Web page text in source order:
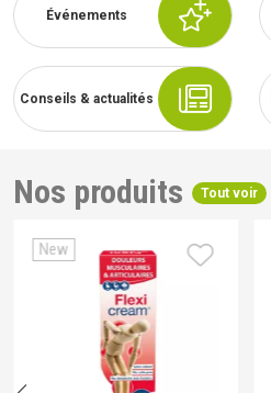
Événements
Conseils & actualités
Nos produits Tout voir
New